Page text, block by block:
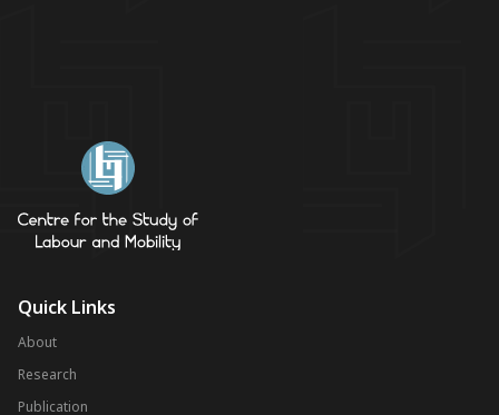
Quick Links
About
Research
Publication